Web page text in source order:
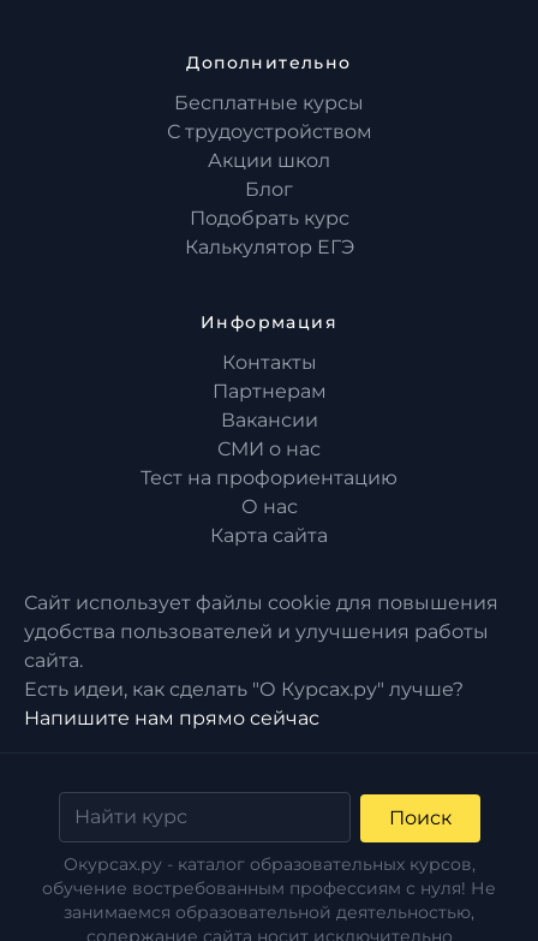
Дополнительно
Бесплатные курсы
С трудоустройством
Акции школ
Блог
Подобрать курс
Калькулятор ЕГЭ
Информация
Контакты
Партнерам
Вакансии
СМИ о нас
Тест на профориентацию
О нас
Карта сайта
Сайт использует файлы cookie для повышения
удобства пользователей и улучшения работы
сайта.
Есть идеи, как сделать "О Курсах.ру" лучше?
Напишите нам прямо сейчас
Поиск
Окурсах.ру - каталог образовательных курсов,
обучение востребованным профессиям с нуля! Не
занимаемся образовательной деятельностью,
содержание сайта носит исключительно